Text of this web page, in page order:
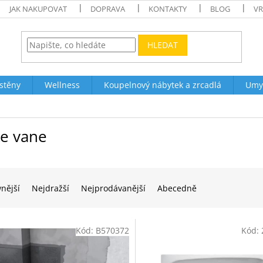
JAK NAKUPOVAT DOPRAVA KONTAKTY BLOG
HLEDAT
Wellness Koupelnový nábytek a zrcadlá
vane
Nejdražší Nejprodávanější Abecedně
Kód: B570372 Kód: